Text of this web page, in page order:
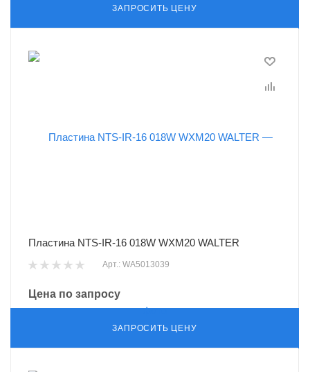
ЗАПРОСИТЬ ЦЕНУ
Пластина NTS-IR-16 018W WXM20 WALTER
Арт.: WA5013039
Цена по запросу
ЗАПРОСИТЬ ЦЕНУ